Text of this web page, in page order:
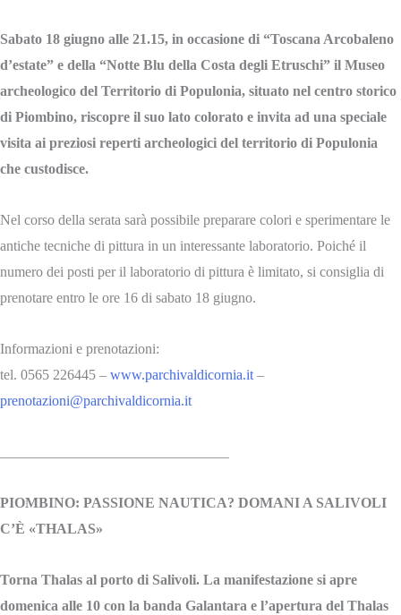
Sabato 18 giugno alle 21.15, in occasione di “Toscana Arcobaleno
d’estate” e della “Notte Blu della Costa degli Etruschi” il Museo
archeologico del Territorio di Populonia, situato nel centro storico
di Piombino, riscopre il suo lato colorato e invita ad una speciale
visita ai preziosi reperti archeologici del territorio di Populonia
che custodisce.
Nel corso della serata sarà possibile preparare colori e sperimentare le
antiche tecniche di pittura in un interessante laboratorio. Poiché il
numero dei posti per il laboratorio di pittura è limitato, si consiglia di
prenotare entro le ore 16 di sabato 18 giugno.
Informazioni e prenotazioni:
tel. 0565 226445 – www.parchivaldicornia.it –
prenotazioni@parchivaldicornia.it
PIOMBINO: PASSIONE NAUTICA? DOMANI A SALIVOLI
C’È «THALAS»
Torna Thalas al porto di Salivoli. La manifestazione si apre
domenica alle 10 con la banda Galantara e l’apertura del Thalas